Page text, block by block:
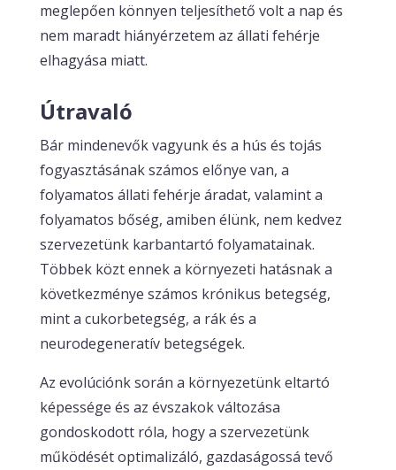
meglepően könnyen teljesíthető volt a nap és
nem maradt hiányérzetem az állati fehérje
elhagyása miatt.
Útravaló
Bár mindenevők vagyunk és a hús és tojás
fogyasztásának számos előnye van, a
folyamatos állati fehérje áradat, valamint a
folyamatos bőség, amiben élünk, nem kedvez
szervezetünk karbantartó folyamatainak.
Többek közt ennek a környezeti hatásnak a
következménye számos krónikus betegség,
mint a cukorbetegség, a rák és a
neurodegeneratív betegségek.
Az evolúciónk során a környezetünk eltartó
képessége és az évszakok változása
gondoskodott róla, hogy a szervezetünk
működését optimalizáló, gazdaságossá tevő